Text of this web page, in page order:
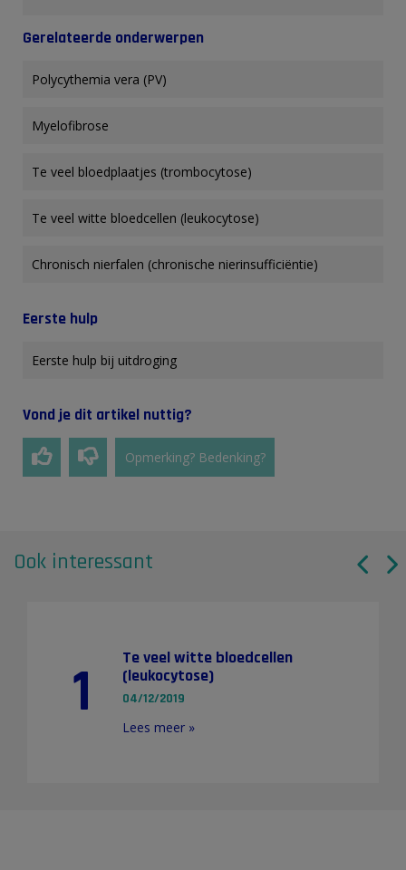
Gerelateerde onderwerpen
Polycythemia vera (PV)
Myelofibrose
Te veel bloedplaatjes (trombocytose)
Te veel witte bloedcellen (leukocytose)
Chronisch nierfalen (chronische nierinsufficiëntie)
Eerste hulp
Eerste hulp bij uitdroging
Vond je dit artikel nuttig?
Opmerking? Bedenking?
Ook interessant
1
Te veel witte bloedcellen
(leukocytose)
04/12/2019
Lees meer »